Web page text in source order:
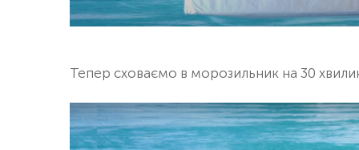
Тепер сховаємо в морозильник на 30